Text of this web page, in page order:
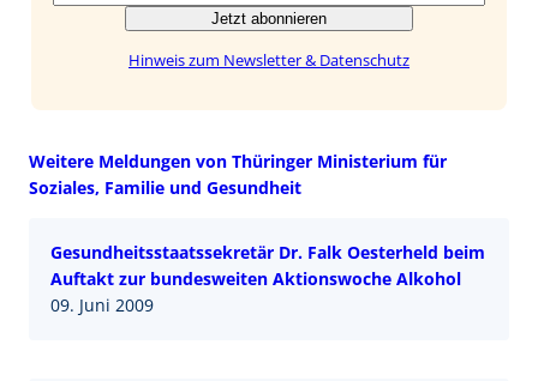
Jetzt abonnieren
Hinweis zum Newsletter & Datenschutz
Weitere Meldungen von Thüringer Ministerium für
Soziales, Familie und Gesundheit
Gesundheitsstaatssekretär Dr. Falk Oesterheld beim
Auftakt zur bundesweiten Aktionswoche Alkohol
09. Juni 2009